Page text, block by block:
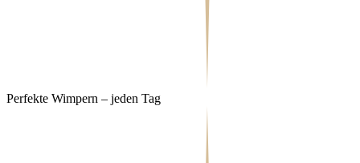
Perfekte Wimpern – jeden Tag